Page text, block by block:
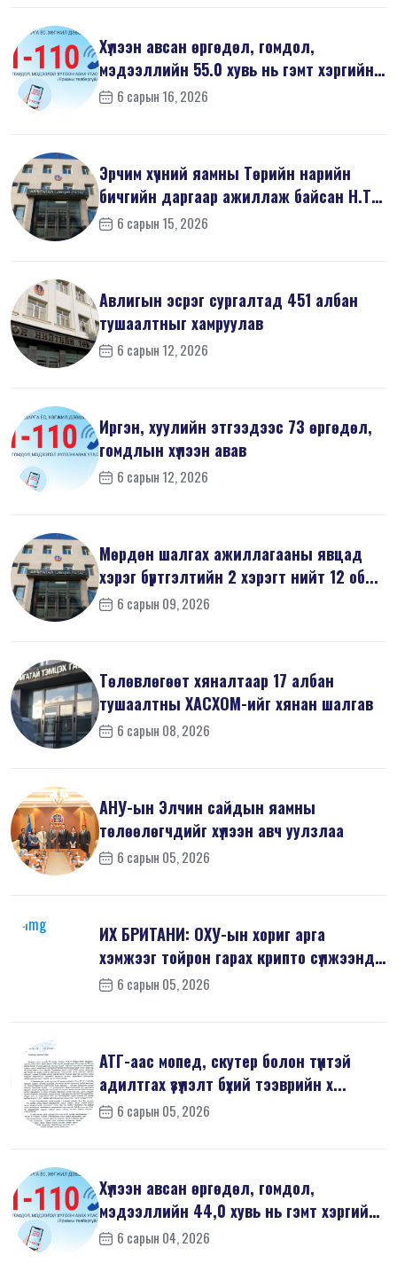
Хүлээн авсан өргөдөл, гомдол,
мэдээллийн 55.0 хувь нь гэмт хэргийн
шин...
6 сарын 16, 2026
Эрчим хүчний яамны Төрийн нарийн
бичгийн даргаар ажиллаж байсан Н.Т
на...6 сарын 15, 2026
Авлигын эсрэг сургалтад 451 албан
тушаалтныг хамруулав
6 сарын 12, 2026
Иргэн, хуулийн этгээдээс 73 өргөдөл,
гомдлын хүлээн авав
6 сарын 12, 2026
Мөрдөн шалгах ажиллагааны явцад
хэрэг бүртгэлтийн 2 хэрэгт нийт 12 об...
6 сарын 09, 2026
Төлөвлөгөөт хяналтаар 17 албан
тушаалтны ХАСХОМ-ийг хянан шалгав
6 сарын 08, 2026
АНУ-ын Элчин сайдын яамны
төлөөлөгчдийг хүлээн авч уулзлаа
6 сарын 05, 2026
ИХ БРИТАНИ: ОХУ-ын хориг арга
хэмжээг тойрон гарах крипто сүлжээнд
хор...6 сарын 05, 2026
АТГ-аас мопед, скутер болон түүнтэй
адилтгах үзүүлэлт бүхий тээврийн х...
6 сарын 05, 2026
Хүлээн авсан өргөдөл, гомдол,
мэдээллийн 44,0 хувь нь гэмт хэргийн
шин...
6 сарын 04, 2026